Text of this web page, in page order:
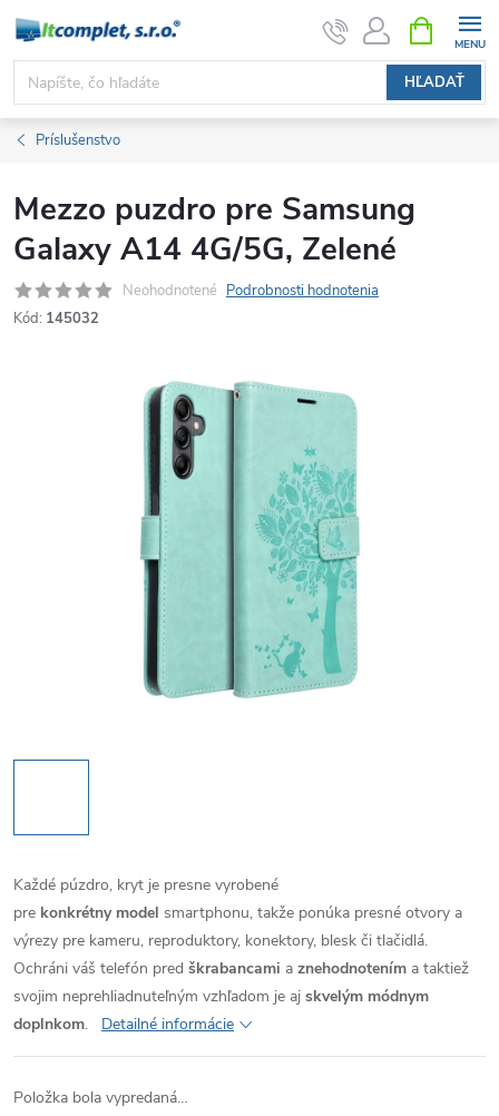
Prejsť
obsah
HĽADAŤ
KOŠÍK
Príslušenstvo
Mezzo puzdro pre Samsung
Galaxy A14 4G/5G, Zelené
Neohodnotené Podrobnosti hodnotenia
Kód: 145032
Každé púzdro, kryt je presne vyrobené
pre konkrétny model smartphonu, takže ponúka presné otvory a
výrezy pre kameru, reproduktory, konektory, blesk či tlačidlá.
Ochráni váš telefón pred škrabancami a znehodnotením a taktiež
svojim neprehliadnuteľným vzhľadom je aj skvelým módnym
doplnkom. Detailné informácie
Položka bola vypredaná…